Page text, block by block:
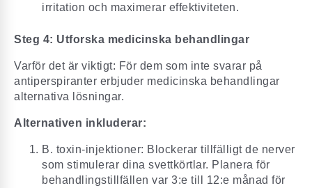
irritation och maximerar effektiviteten.
Steg 4: Utforska medicinska behandlingar
Varför det är viktigt: För dem som inte svarar på
antiperspiranter erbjuder medicinska behandlingar
alternativa lösningar.
Alternativen inkluderar:
B. toxin-injektioner: Blockerar tillfälligt de nerver
som stimulerar dina svettkörtlar. Planera för
behandlingstillfällen var 3:e till 12:e månad för